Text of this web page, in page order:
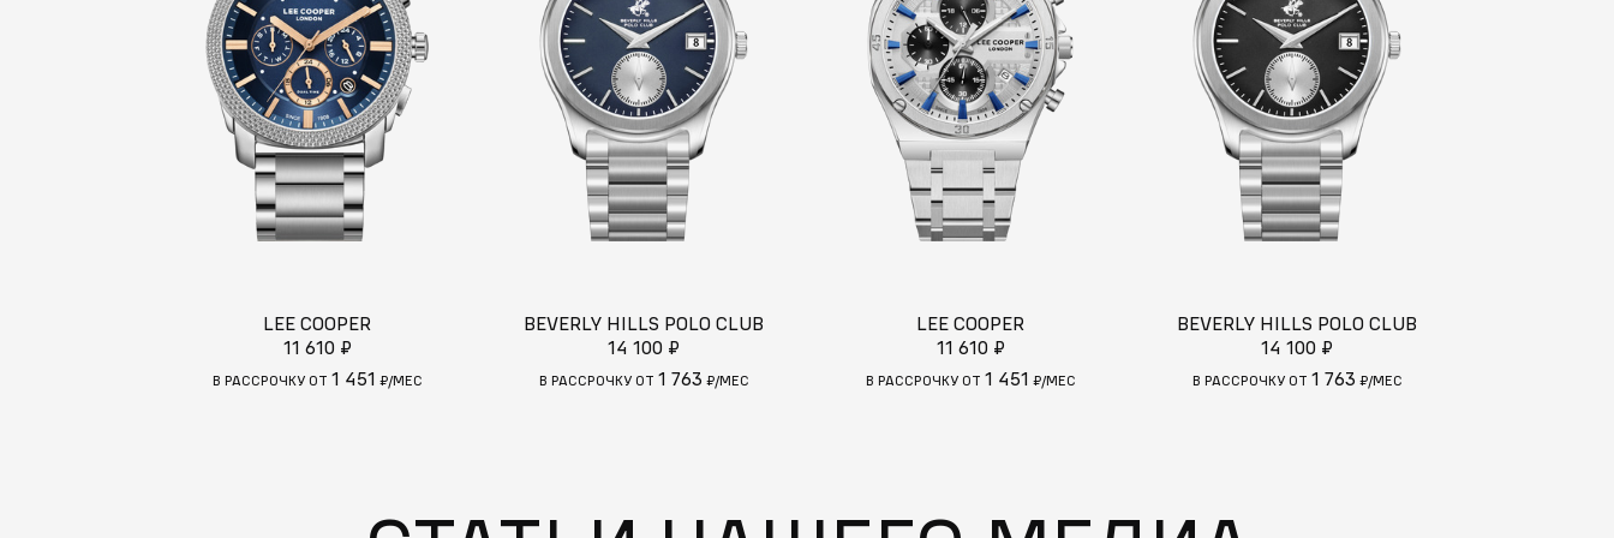
LEE COOPER
11 610 ₽
В РАССРОЧКУ ОТ 1 451 ₽/МЕС
BEVERLY HILLS POLO CLUB
14 100 ₽
В РАССРОЧКУ ОТ 1 763 ₽/МЕС
LEE COOPER
11 610 ₽
В РАССРОЧКУ ОТ 1 451 ₽/МЕС
BEVERLY HILLS POLO CLUB
14 100 ₽
В РАССРОЧКУ ОТ 1 763 ₽/МЕС